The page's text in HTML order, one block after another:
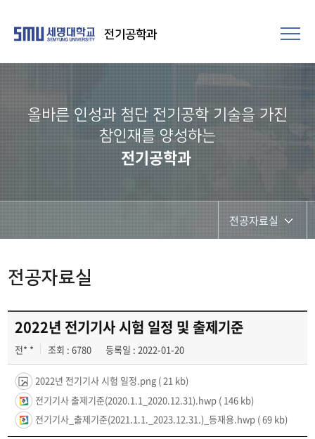
전기공학과
올바른 인성과 첨단 전기공학 기술을 가진
참인재를 양성하는
전기공학과
전공자료실
학과일정
정보자료실
전공자료실
2022년 전기기사 시험 일정 및 출제기준
전* * 조회 : 6780 등록일 : 2022-01-20
2022년 전기기사 시험 일정.png ( 21 kb)
전기기사 출제기준(2020.1.1_2020.12.31).hwp ( 146 kb)
전기기사_출제기준(2021.1.1._2023.12.31.)_등재용.hwp ( 69 kb)